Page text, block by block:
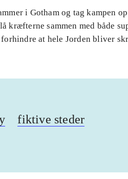
i Gotham og tag kampen
kræfterne sammen med både
at hele Jorden bliver
fiktive steder